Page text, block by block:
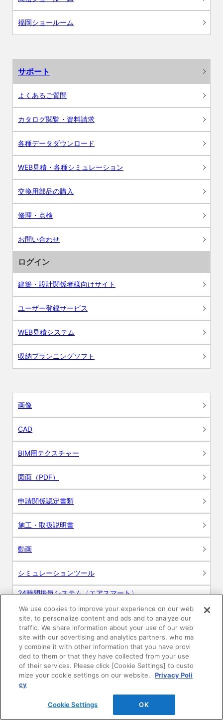
福岡ショールーム
サポート
よくあるご質問
カタログ閲覧・資料請求
各種データダウンロード
WEB見積・各種シミュレーション
交換用部品の購入
修理・点検
お問い合わせ
ログイン
建築・設計関係者様向けサイト
ユーザー登録サービス
WEB見積システム
収納プランニングソフト
画像
CAD
BIM用テクスチャー
図面（PDF）
申請関係認定書類
施工・取扱説明書
動画
シミュレーションツール
24時間換気システム〈エアスマート〉
R&Dセンター環境測定・分析サービス
商品マスター申し込み
We use cookies to improve your experience on our web
site, to personalize content and ads and to analyze our
traffic. We share information about your use of our web
site with our advertising and analytics partners, who ma
y combine it with other information that you have provi
ded to them or that they have collected from your use
of their services. Please click [Cookie Settings] to custo
mize your cookie settings on our website.
Privacy Poli
cy
Cookie Settings OK